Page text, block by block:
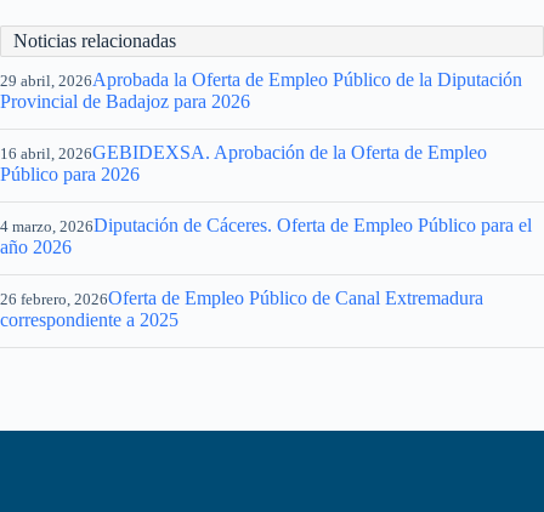
Noticias relacionadas
29 abril, 2026Aprobada la Oferta de Empleo Público de la Diputación
Provincial de Badajoz para 2026
16 abril, 2026GEBIDEXSA. Aprobación de la Oferta de Empleo
Público para 2026
4 marzo, 2026Diputación de Cáceres. Oferta de Empleo Público para el
año 2026
26 febrero, 2026Oferta de Empleo Público de Canal Extremadura
correspondiente a 2025